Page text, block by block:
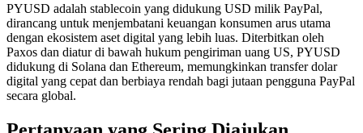
PYUSD adalah stablecoin yang didukung USD milik PayPal,
dirancang untuk menjembatani keuangan konsumen arus utama
dengan ekosistem aset digital yang lebih luas. Diterbitkan oleh
Paxos dan diatur di bawah hukum pengiriman uang US, PYUSD
didukung di Solana dan Ethereum, memungkinkan transfer dolar
digital yang cepat dan berbiaya rendah bagi jutaan pengguna PayPal
secara global.